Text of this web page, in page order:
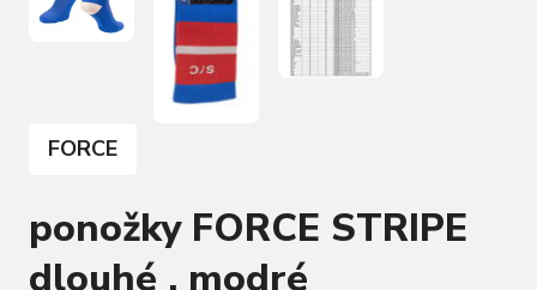
FORCE
ponožky FORCE STRIPE
dlouhé , modré